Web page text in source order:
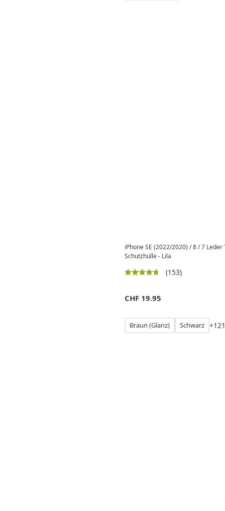
iPhone SE (2022/2020) / 8 / 7
Schutzhülle - Lila
(153)
CHF 19.95
Braun (Glanz) Schwarz +121